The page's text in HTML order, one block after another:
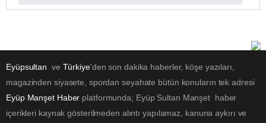
Eyüpsultan ve Türkiye'den son dakika haberler, köşe yazıları,
magazinden siyasete, spordan seyahate bütün konuların tek adresi
Eyüp Manşet Haber platformunda; Eyüp Sultan Manşet haber
içerikleri kaynak gösterilmeden alıntı yapılamaz, kanuna aykırı ve